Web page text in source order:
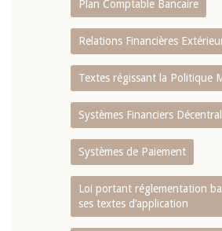
Plan Comptable Bancaire
Relations Financières
Textes régissant la Politique
Systèmes Financiers
Systèmes de Paiement
Loi portant réglementation
ses textes d’application